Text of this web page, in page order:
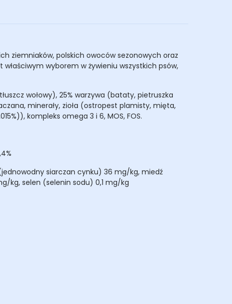
ziemniaków, polskich owoców sezonowych oraz
wyborem w żywieniu wszystkich psów,
wołowy), 25% warzywa (bataty, pietruszka
minerały, zioła (ostropest plamisty, mięta,
kompleks omega 3 i 6, MOS, FOS.
siarczan cynku) 36 mg/kg, miedź
kg, selen (selenin sodu) 0,1 mg/kg